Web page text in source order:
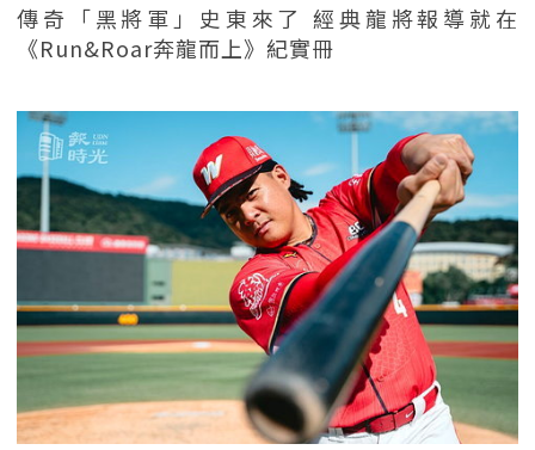
傳奇「黑將軍」史東來了 經典龍將報導就在
《Run&Roar奔龍而上》紀實冊